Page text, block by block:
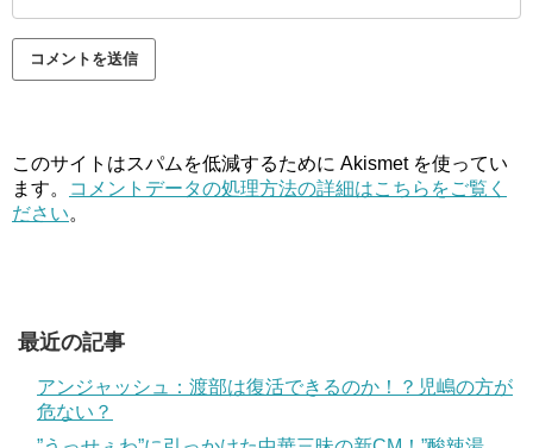
このサイトはスパムを低減するために Akismet を使ってい
ます。
コメントデータの処理方法の詳細はこちらをご覧く
ださい。
最近の記事
アンジャッシュ：渡部は復活できるのか！？児嶋の方が
危ない？